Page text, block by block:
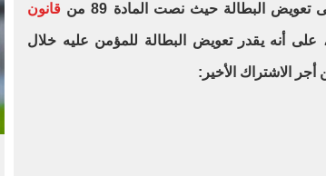
البطالة حيث نصت المادة 89 من قانون
على أنه يقدر تعويض البطالة للمؤمن عليه خلال
الاشتراك الأخير: